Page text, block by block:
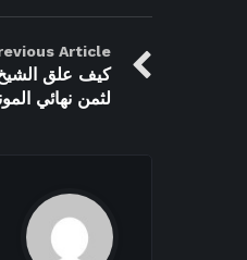
Article
كيف علق
لثمن نهائي